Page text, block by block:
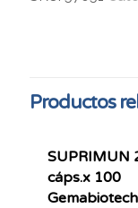
Productos
SUPRIMUN
cáps.x 100
Gemabiotech